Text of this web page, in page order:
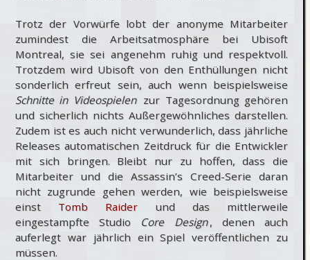
Trotz der Vorwürfe lobt der anonyme Mitarbeiter
zumindest die Arbeitsatmosphäre bei Ubisoft
Montreal, sie sei angenehm ruhig und respektvoll.
Trotzdem wird Ubisoft von den Enthüllungen nicht
sonderlich erfreut sein, auch wenn beispielsweise
Schnitte in Videospielen zur Tagesordnung gehören
und sicherlich nichts Außergewöhnliches darstellen.
Zudem ist es auch nicht verwunderlich, dass jährliche
Releases automatischen Zeitdruck für die Entwickler
mit sich bringen. Bleibt nur zu hoffen, dass die
Mitarbeiter und die Assassin’s Creed-Serie daran
nicht zugrunde gehen werden, wie beispielsweise
einst Tomb Raider und das mittlerweile
eingestampfte Studio Core Design , denen auch
auferlegt war jährlich ein Spiel veröffentlichen zu
müssen.